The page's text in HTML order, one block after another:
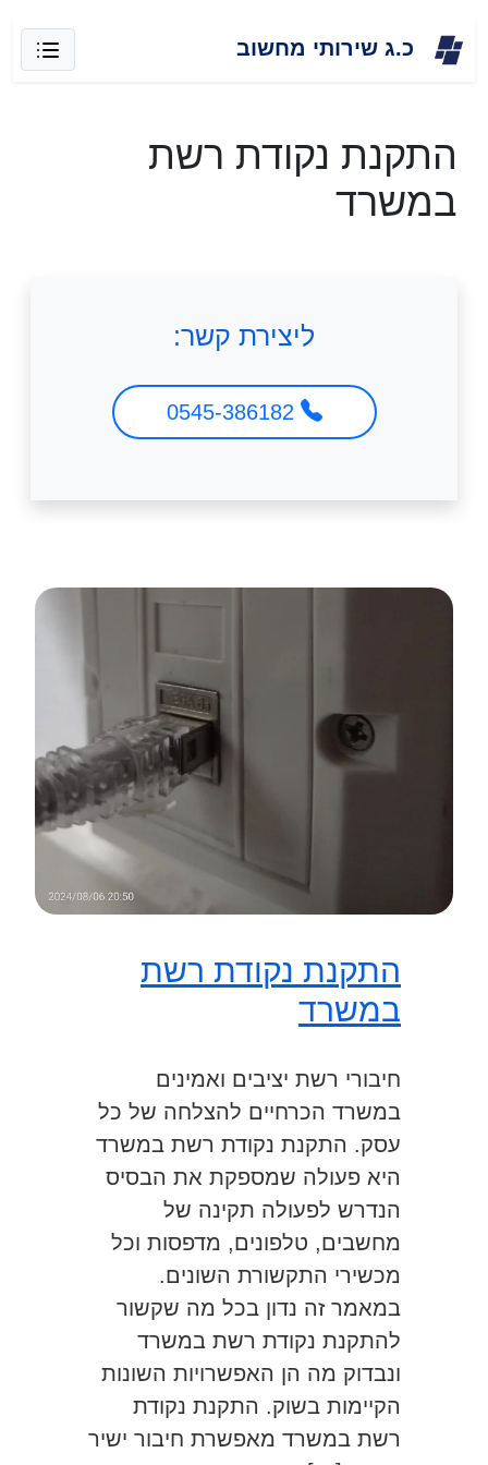
כ.ג שירותי מחשוב
התקנת נקודת רשת
במשרד
ליצירת קשר:
התקנת נקודת רשת
במשרד
חיבורי רשת יציבים ואמינים
במשרד הכרחיים להצלחה של כל
עסק. התקנת נקודת רשת במשרד
היא פעולה שמספקת את הבסיס
הנדרש לפעולה תקינה של
מחשבים, טלפונים, מדפסות וכל
מכשירי התקשורת השונים.
במאמר זה נדון בכל מה שקשור
להתקנת נקודת רשת במשרד
ונבדוק מה הן האפשרויות השונות
הקיימות בשוק. התקנת נקודת
רשת במשרד מאפשרת חיבור ישיר